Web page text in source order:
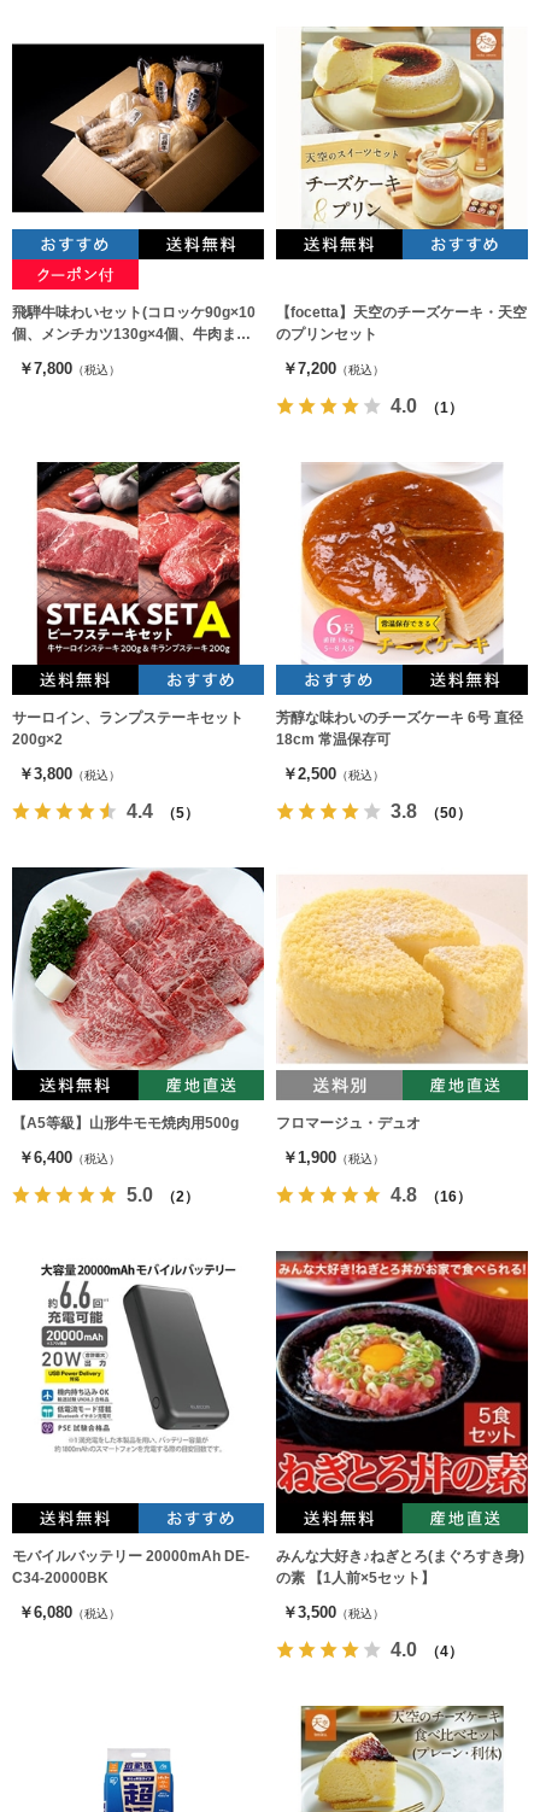
飛騨牛味わいセット(コロッケ90g×10
個、メンチカツ130g×4個、牛肉まん
￥7,800 （税込）
【focetta】天空のチーズケーキ・天空
のプリンセット
￥7,200 （税込）
4.0 （1）
サーロイン、ランプステーキセット
200g×2
￥3,800 （税込）
4.4 （5）
芳醇な味わいのチーズケーキ 6号 直径
18cm 常温保存可
￥2,500 （税込）
3.8 （50）
【A5等級】山形牛モモ焼肉用500g
￥6,400 （税込）
5.0 （2）
フロマージュ・デュオ
￥1,900 （税込）
4.8 （16）
モバイルバッテリー 20000mAh DE-
C34-20000BK
￥6,080 （税込）
みんな大好き♪ねぎとろ(まぐろすき身)
の素 【1人前×5セット】
￥3,500 （税込）
4.0 （4）